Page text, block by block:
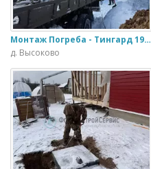
Монтаж Погреба - Тингард 1900
д. Высоково